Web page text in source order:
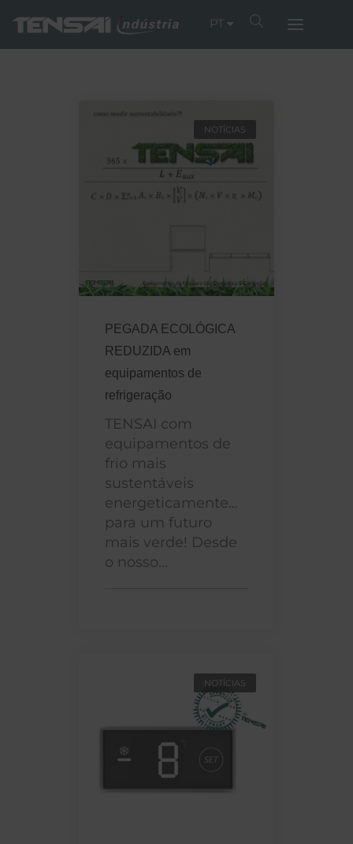
PT
NOTÍCIAS
PEGADA ECOLÓGICA
REDUZIDA em
equipamentos de
refrigeração
TENSAI com
equipamentos de
frio mais
sustentáveis
energeticamente…
para um futuro
mais verde! Desde
o nosso...
NOTÍCIAS